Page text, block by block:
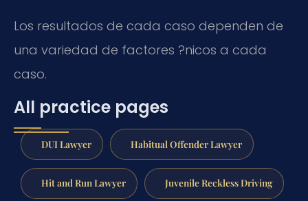
Los resultados de cada caso dependen de
una variedad de factores ?nicos a cada
caso.
All practice pages
DUI Lawyer Habitual Offender Lawyer
Hit and Run Lawyer Juvenile Reckless Driving